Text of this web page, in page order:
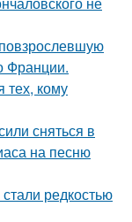
Франции.
тех, кому
сняться в
на песню
редкостью